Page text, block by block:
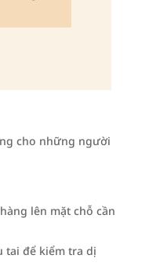
cho những người
lên mặt chỗ cần
tai để kiểm tra dị